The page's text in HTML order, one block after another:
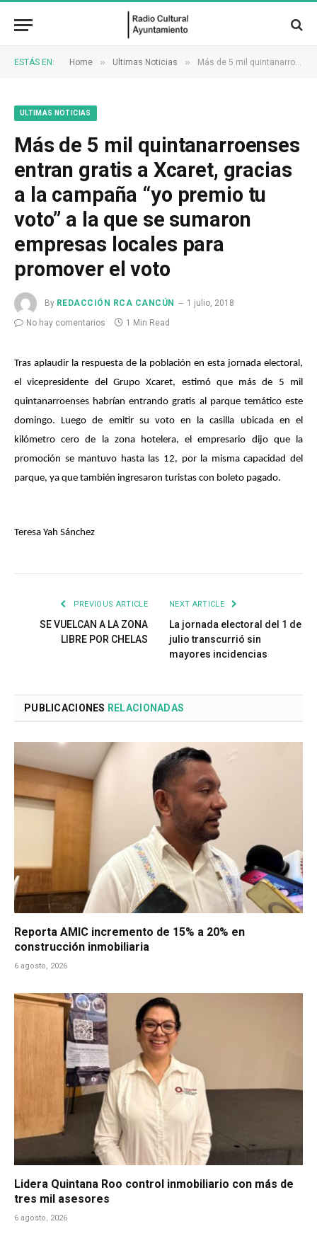
ESTÁS EN: Home » Ultimas Noticias » Más de 5 mil quintanarroenses entran gratis a Xcaret, gracias a la campaña “yo premio tu voto” a la que se sumaron empresas locales para promover el voto
ULTIMAS NOTICIAS
Más de 5 mil quintanarroenses
entran gratis a Xcaret, gracias
a la campaña “yo premio tu
voto” a la que se sumaron
empresas locales para
promover el voto
By REDACCIÓN RCA CANCÚN
1 julio, 2018
No hay comentarios
1 Min Read
Tras aplaudir la respuesta de la población en esta jornada electoral,
el vicepresidente del Grupo Xcaret, estimó que más de 5 mil
quintanarroenses habrían entrando gratis al parque temático este
domingo. Luego de emitir su voto en la casilla ubicada en el
kilómetro cero de la zona hotelera, el empresario dijo que la
promoción se mantuvo hasta las 12, por la misma capacidad del
parque, ya que también ingresaron turistas con boleto pagado.
Teresa Yah Sánchez
PREVIOUS ARTICLE
SE VUELCAN A LA ZONA
LIBRE POR CHELAS
NEXT ARTICLE
La jornada electoral del 1 de
julio transcurrió sin
mayores incidencias
PUBLICACIONES RELACIONADAS
Reporta AMIC incremento de 15% a 20% en
construcción inmobiliaria
6 agosto, 2026
Lidera Quintana Roo control inmobiliario con más de
tres mil asesores
6 agosto, 2026